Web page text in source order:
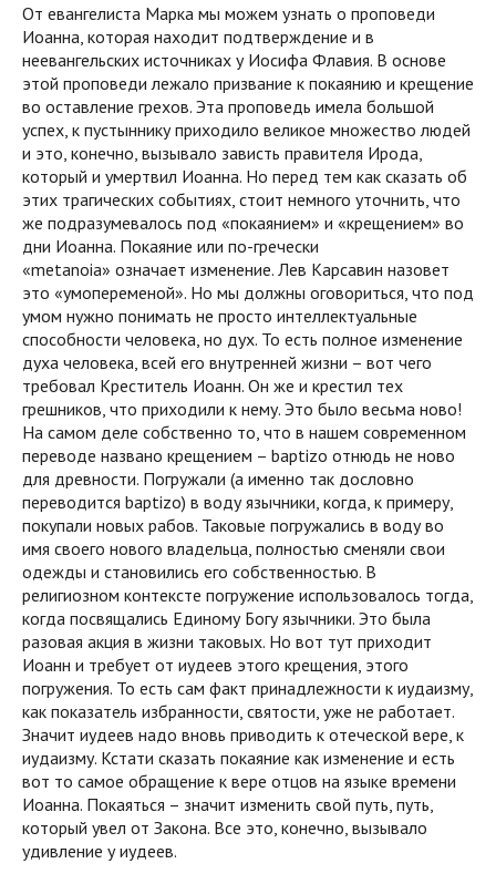
От евангелиста Марка мы можем узнать о проповеди
Иоанна, которая находит подтверждение и в
неевангельских источниках у Иосифа Флавия. В основе
этой проповеди лежало призвание к покаянию и крещение
во оставление грехов. Эта проповедь имела большой
успех, к пустыннику приходило великое множество людей
и это, конечно, вызывало зависть правителя Ирода,
который и умертвил Иоанна. Но перед тем как сказать об
этих трагических событиях, стоит немного уточнить, что
же подразумевалось под «покаянием» и «крещением» во
дни Иоанна. Покаяние или по-гречески
«metanoia» означает изменение. Лев Карсавин назовет
это «умопеременой». Но мы должны оговориться, что под
умом нужно понимать не просто интеллектуальные
способности человека, но дух. То есть полное изменение
духа человека, всей его внутренней жизни – вот чего
требовал Креститель Иоанн. Он же и крестил тех
грешников, что приходили к нему. Это было весьма ново!
На самом деле собственно то, что в нашем современном
переводе названо крещением – baptizo отнюдь не ново
для древности. Погружали (а именно так дословно
переводится baptizo) в воду язычники, когда, к примеру,
покупали новых рабов. Таковые погружались в воду во
имя своего нового владельца, полностью сменяли свои
одежды и становились его собственностью. В
религиозном контексте погружение использовалось тогда,
когда посвящались Единому Богу язычники. Это была
разовая акция в жизни таковых. Но вот тут приходит
Иоанн и требует от иудеев этого крещения, этого
погружения. То есть сам факт принадлежности к иудаизму,
как показатель избранности, святости, уже не работает.
Значит иудеев надо вновь приводить к отеческой вере, к
иудаизму. Кстати сказать покаяние как изменение и есть
вот то самое обращение к вере отцов на языке времени
Иоанна. Покаяться – значит изменить свой путь, путь,
который увел от Закона. Все это, конечно, вызывало
удивление у иудеев.